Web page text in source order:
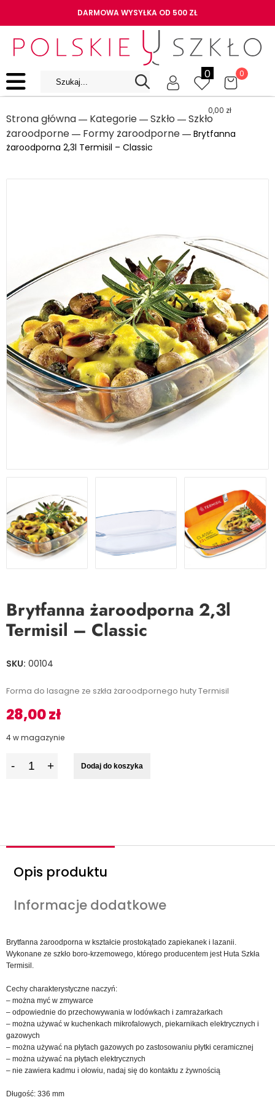
DARMOWA WYSYŁKA OD 500 ZŁ
0 0
0,00 zł
Strona główna ― Kategorie ― Szkło ― Szkło
żaroodporne ― Formy żaroodporne ― Brytfanna
żaroodporna 2,3l Termisil – Classic
Brytfanna żaroodporna 2,3l
Termisil – Classic
SKU: 00104
Forma do lasagne ze szkła żaroodpornego huty Termisil
28,00zł
4 w magazynie
Dodaj do koszyka
Opis produktu
Informacje dodatkowe
Brytfanna żaroodporna w kształcie prostokątado zapiekanek i lazanii.
Wykonane ze szkło boro-krzemowego, którego producentem jest Huta Szkła
Termisil.
Cechy charakterystyczne naczyń:
– można myć w zmywarce
– odpowiednie do przechowywania w lodówkach i zamrażarkach
– można używać w kuchenkach mikrofalowych, piekarnikach elektrycznych i
gazowych
– można używać na płytach gazowych po zastosowaniu płytki ceramicznej
– można używać na płytach elektrycznych
– nie zawiera kadmu i ołowiu, nadaj się do kontaktu z żywnością
Długość: 336 mm